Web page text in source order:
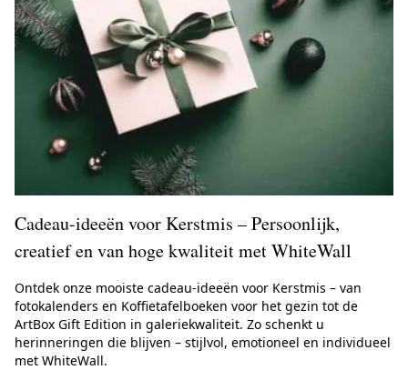
Cadeau-ideeën voor Kerstmis – Persoonlijk,
creatief en van hoge kwaliteit met WhiteWall
Ontdek onze mooiste cadeau-ideeën voor Kerstmis – van
fotokalenders en Koffietafelboeken voor het gezin tot de
ArtBox Gift Edition in galeriekwaliteit. Zo schenkt u
herinneringen die blijven – stijlvol, emotioneel en individueel
met WhiteWall.